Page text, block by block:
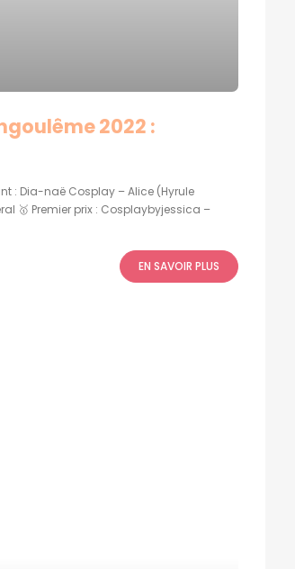
2022 :
: Dia-naë Cosplay – Alice (Hyrule
🥇 Premier prix : Cosplaybyjessica –
EN SAVOIR PLUS